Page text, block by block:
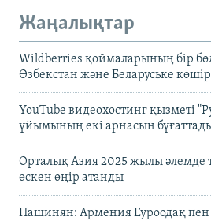
Жаңалықтар
Wildberries қоймаларының бір
Өзбекстан және Беларуське
YouTube видеохостинг қызметі
ұйымының екі арнасын
Орталық Азия 2025 жылы әлемде
өскен өңір атанды
Пашинян: Армения Еуроодақ